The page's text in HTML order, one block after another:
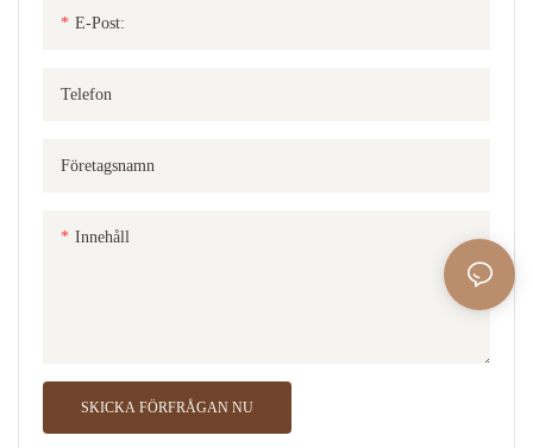
E-Post:
Telefon
Företagsnamn
Innehåll
SKICKA FÖRFRÅGAN NU